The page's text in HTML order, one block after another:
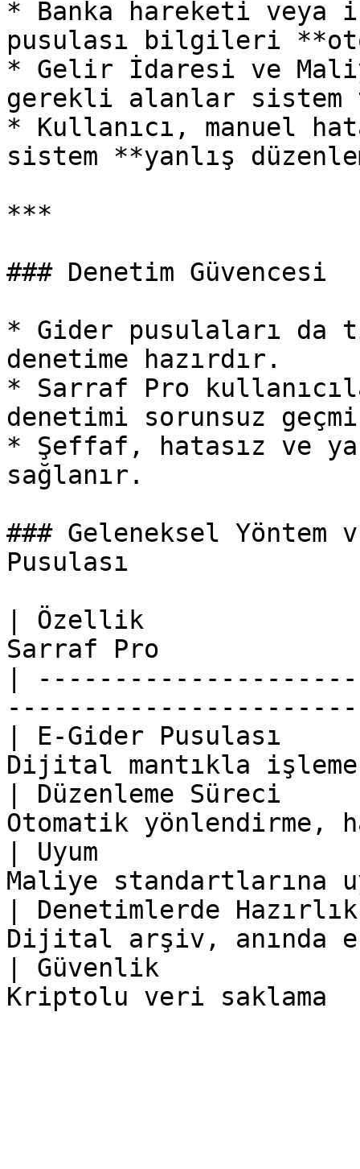
* Banka hareketi veya
pusulası bilgileri
* Gelir İdaresi ve
gerekli alanlar sistem
* Kullanıcı, manuel
sistem **yanlış
***
### Denetim Güvencesi
* Gider pusulaları da
denetime hazırdır.
* Sarraf Pro
denetimi sorunsuz
* Şeffaf, hatasız ve
sağlanır.
### Geleneksel
Pusulası
| Özellik               |
Sarraf Pro
|
| E-Gider Pusulası
Dijital mantıkla
| Düzenleme Süreci
Otomatik yönlendirme,
| Uyum
Maliye standartlarına
| Denetimlerde
Dijital arşiv, anında
| Güvenlik